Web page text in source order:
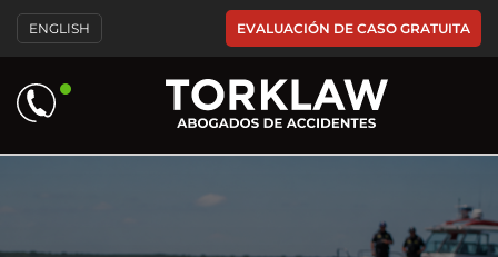
Please
note:
This
includes
an
ENGLISH EVALUACIÓN DE CASO GRATUITA